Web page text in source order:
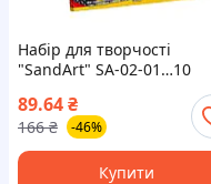
Набір для творчості
"SandArt" SA-02-01…10
89.64₴
166 ₴ -46%
Купити